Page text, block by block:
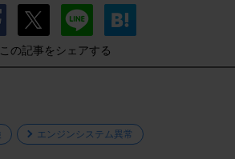
この記事をシェアする
エンジンシステム異常